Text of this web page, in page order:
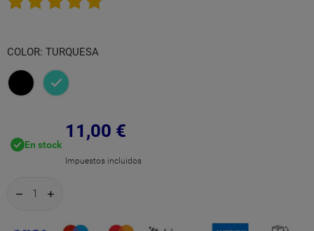
COLOR: TURQUESA
Negro Turquesa
11,00 €
Impuestos incluidos
En stock